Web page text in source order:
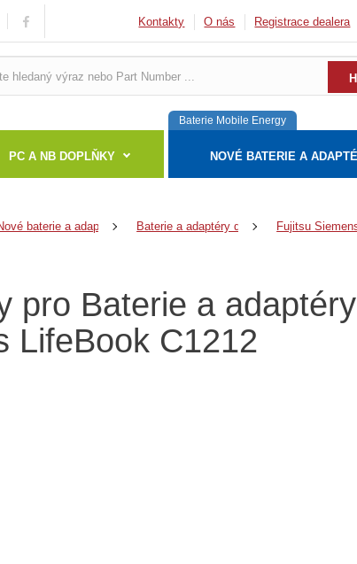
Kontakty O nás Registrace dealera
PC A NB DOPLŇKY
Baterie Mobile Energy
NOVÉ BATERIE A
baterie a adaptéry Baterie a adaptéry do notebooků
Fujitsu
pro Baterie a
LifeBook C1212